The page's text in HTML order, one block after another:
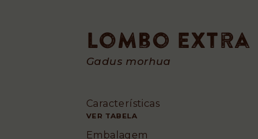
Lombo Extra
Lombo
Extra
Gadus morhua
Características
VER TABELA
Embalagem